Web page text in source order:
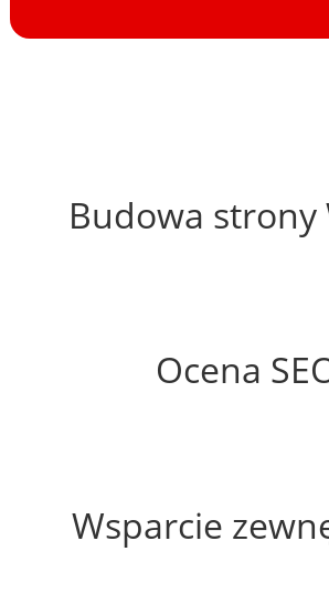
Budowa strony
Ocena
Wsparcie